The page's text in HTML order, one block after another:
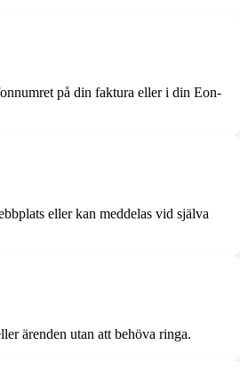
på din faktura eller i din Eon-
eller kan meddelas vid själva
ärenden utan att behöva ringa.